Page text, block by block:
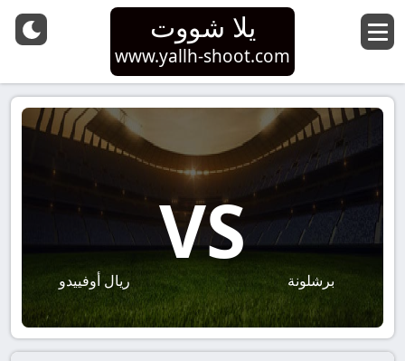
يلا شووت
www.yallh-shoot.com
برشلونة
VS
ريال أوفييدو